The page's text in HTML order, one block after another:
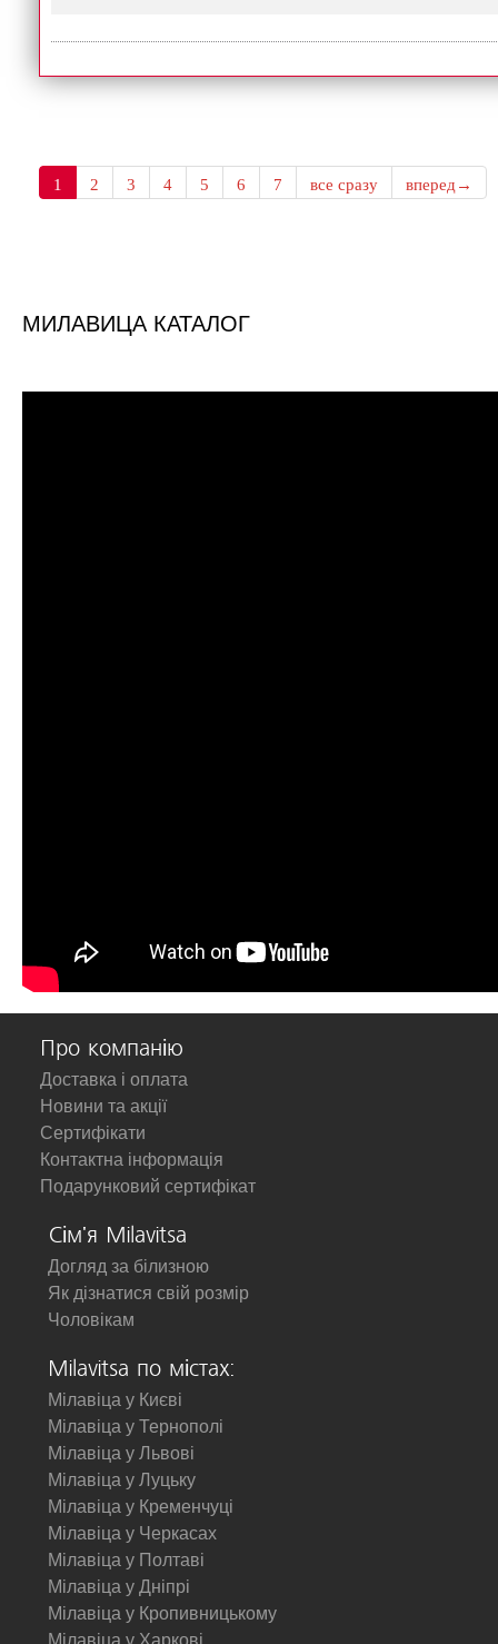
1 2 3 4 5 6 7 все сразу вперед→
МИЛАВИЦА КАТАЛОГ
Про компанію
Доставка і оплата
Новини та акції
Сертифікати
Контактна інформація
Подарунковий сертифікат
Сім'я Milavitsa
Догляд за білизною
Як дізнатися свій розмір
Чоловікам
Milavitsa по містах:
Мілавіца у Києві
Мілавіца у Тернополі
Мілавіца у Львові
Мілавіца у Луцьку
Мілавіца у Кременчуці
Мілавіца у Черкасах
Мілавіца у Полтаві
Мілавіца у Дніпрі
Мілавіца у Кропивницькому
Мілавіца у Харкові